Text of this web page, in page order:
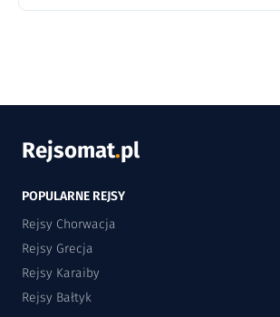
Rejsomat.pl
POPULARNE REJSY
Rejsy Chorwacja
Rejsy Grecja
Rejsy Karaiby
Rejsy Bałtyk